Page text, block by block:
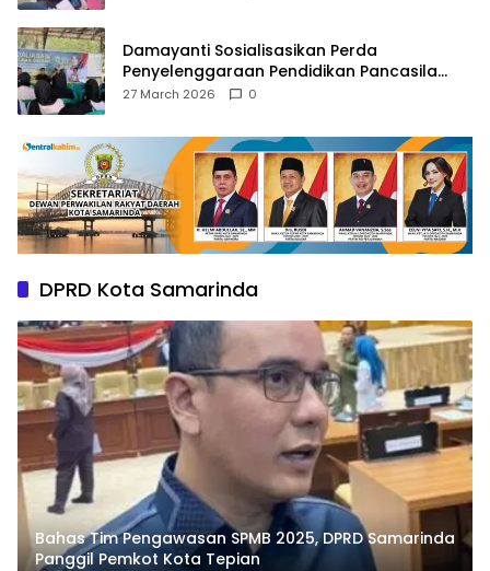
Damayanti Sosialisasikan Perda
Penyelenggaraan Pendidikan Pancasila
dan Wawasan Kebangsaan
27 March 2026 0
DPRD Kota Samarinda
Bahas Tim Pengawasan SPMB 2025, DPRD Samarinda
Panggil Pemkot Kota Tepian